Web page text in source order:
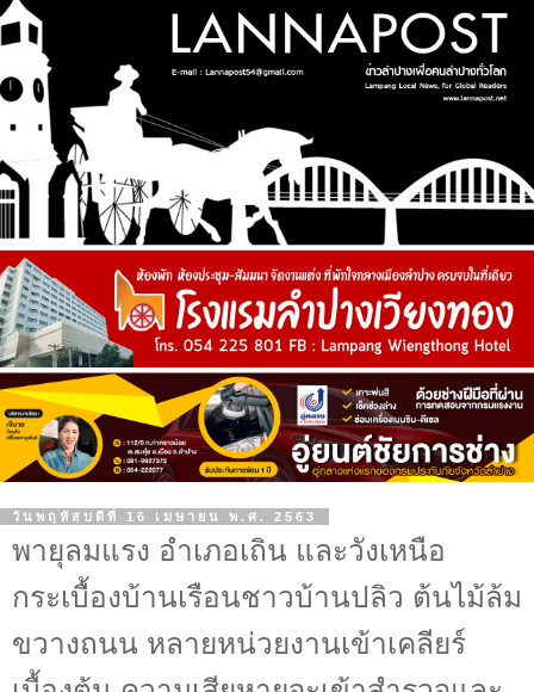
วันพฤหัสบดีที่ 16 เมษายน พ.ศ. 2563
พายุลมแรง อำเภอเถิน และวังเหนือ
กระเบื้องบ้านเรือนชาวบ้านปลิว ต้นไม้ล้ม
ขวางถนน หลายหน่วยงานเข้าเคลียร์